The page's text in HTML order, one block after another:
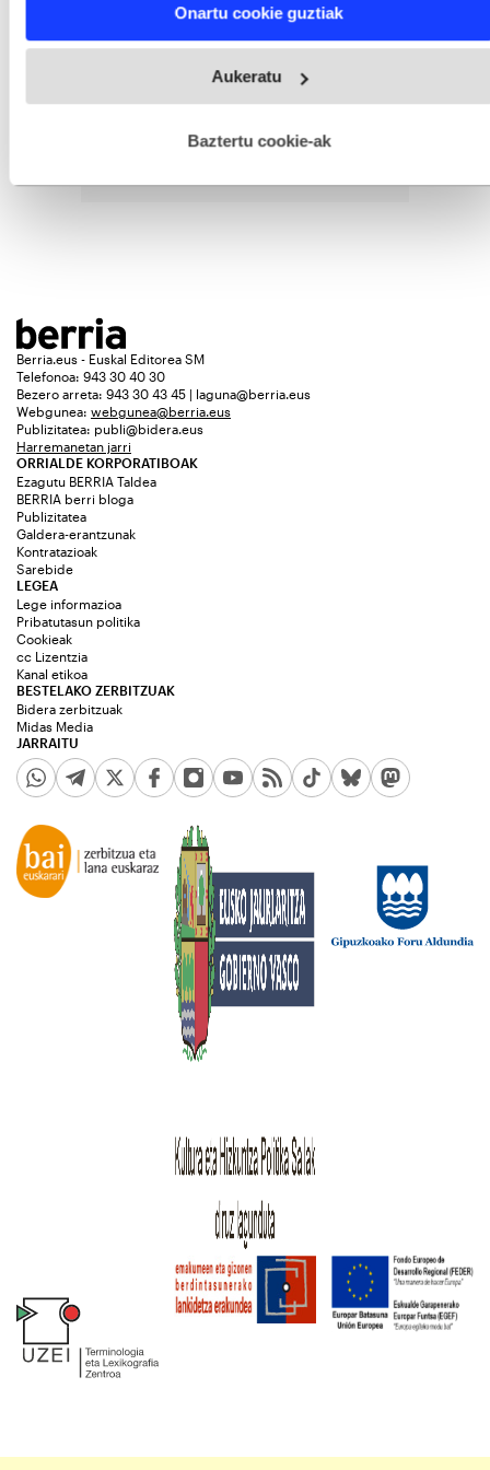
and set your preferences in thedetails section
fitxategiak erabiltzen ditu. Zure esperientzia eta zerbitzuak
esplizitua ematen diguzu.Gehiago irakurri
Onartu cookie guztiak
Aukeratu
Baztertu cookie-ak
Berria.eus - Euskal Editorea SM
Telefonoa: 943 30 40 30
Bezero arreta: 943 30 43 45 | laguna@berria.eus
Webgunea: webgunea@berria.eus
Publizitatea: publi@bidera.eus
Harremanetan jarri
ORRIALDE KORPORATIBOAK
Ezagutu BERRIA Taldea
BERRIA berri bloga
Publizitatea
Galdera-erantzunak
Kontratazioak
Sarebide
JARRAITU
LEGEA
Lege informazioa
Pribatutasun politika
Cookieak
cc Lizentzia
Kanal etikoa
BESTELAKO ZERBITZUAK
Bidera zerbitzuak
Midas Media